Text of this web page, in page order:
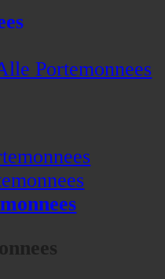
Portemonnees